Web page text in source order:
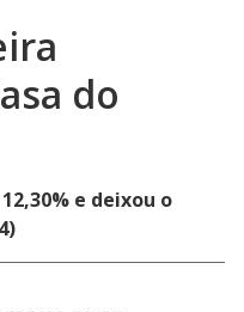
do
e deixou o